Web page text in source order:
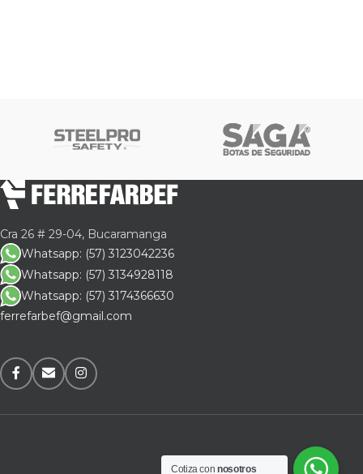
Cra 26 # 29-04, Bucaramanga
Whatsapp: (57) 3123042236
Whatsapp: (57) 3134928118
Whatsapp: (57) 3174366630
ferrefarbef@gmail.com
Cotiza connosotros